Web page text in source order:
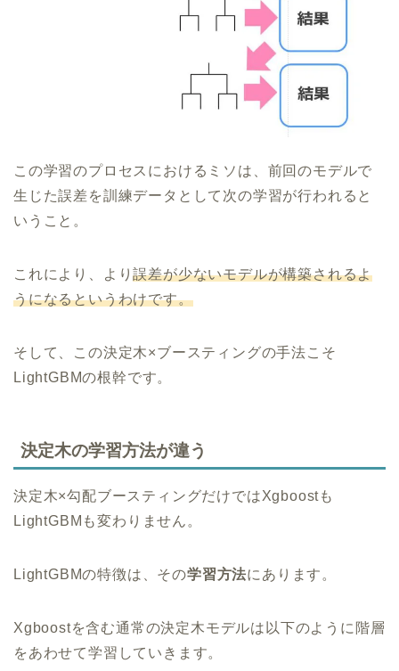
この学習のプロセスにおけるミソは、前回のモデルで
生じた誤差を訓練データとして次の学習が行われると
いうこと。
これにより、より誤差が少ないモデルが構築されるよ
うになるというわけです。
そして、この決定木×ブースティングの手法こそ
LightGBMの根幹です。
決定木の学習方法が違う
決定木×勾配ブースティングだけではXgboostも
LightGBMも変わりません。
LightGBMの特徴は、その学習方法にあります。
Xgboostを含む通常の決定木モデルは以下のように階層
をあわせて学習していきます。